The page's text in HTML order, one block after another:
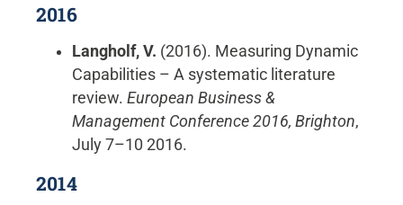
2016
Langholf, V. (2016). Measuring Dynamic
Capabilities – A systematic literature
review. European Business &
Management Conference 2016, Brighton,
July 7–10 2016.
2014